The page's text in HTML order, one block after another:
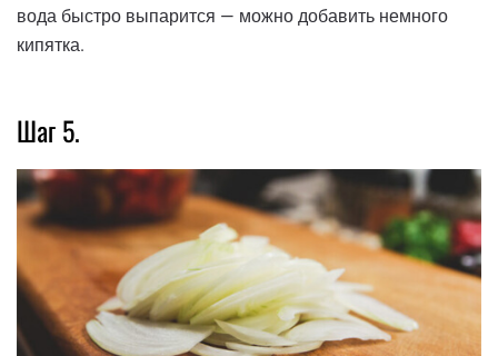
вода быстро выпарится — можно добавить немного
кипятка.
Шаг 5.